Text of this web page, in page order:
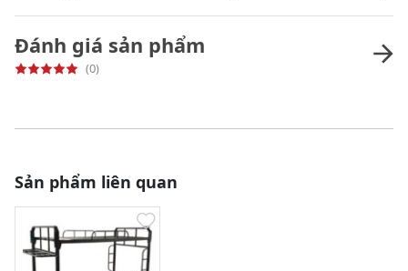
Đánh giá sản phẩm
(0)
Sản phẩm liên quan